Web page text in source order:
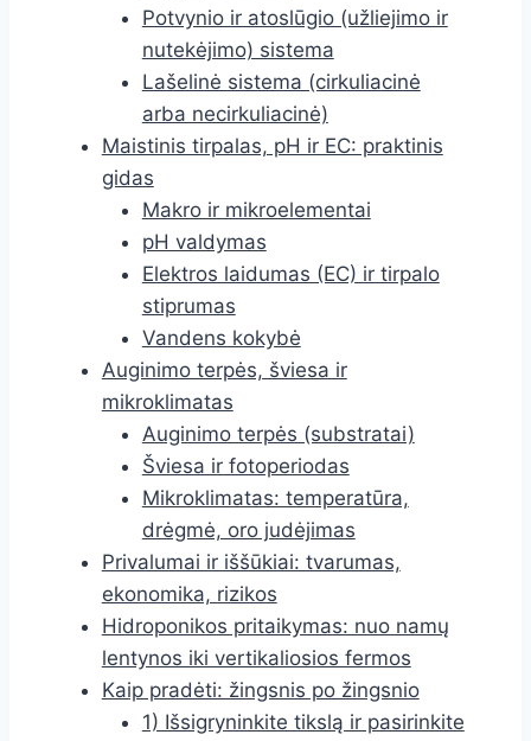
Potvynio ir atoslūgio (užliejimo ir
nutekėjimo) sistema
Lašelinė sistema (cirkuliacinė
arba necirkuliacinė)
Maistinis tirpalas, pH ir EC: praktinis
gidas
Makro ir mikroelementai
pH valdymas
Elektros laidumas (EC) ir tirpalo
stiprumas
Vandens kokybė
Auginimo terpės, šviesa ir
mikroklimatas
Auginimo terpės (substratai)
Šviesa ir fotoperiodas
Mikroklimatas: temperatūra,
drėgmė, oro judėjimas
Privalumai ir iššūkiai: tvarumas,
ekonomika, rizikos
Hidroponikos pritaikymas: nuo namų
lentynos iki vertikaliosios fermos
Kaip pradėti: žingsnis po žingsnio
1) Išsigryninkite tikslą ir pasirinkite